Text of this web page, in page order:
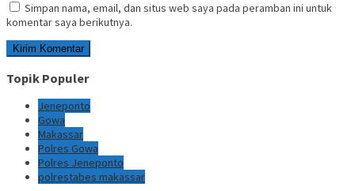
Simpan nama, email, dan situs web saya pada peramban ini untuk
komentar saya berikutnya.
Topik Populer
Jeneponto
Gowa
Makassar
Polres Gowa
Polres Jeneponto
polrestabes makassar